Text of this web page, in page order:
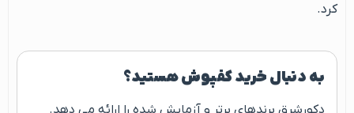
کرد.
به دنبال خرید کفپوش هستید؟
دکورشرق برندهای برتر و آزمایش شده را ارائه می دهد.